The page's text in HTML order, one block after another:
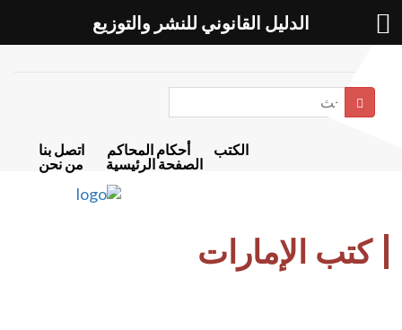
بحث
اتصل بنا أحكام المحاكم
الكتب
من نحن
الصفحة الرئيسية
كتب الإمارات
الدليل القانوني للنشر والتوزيع